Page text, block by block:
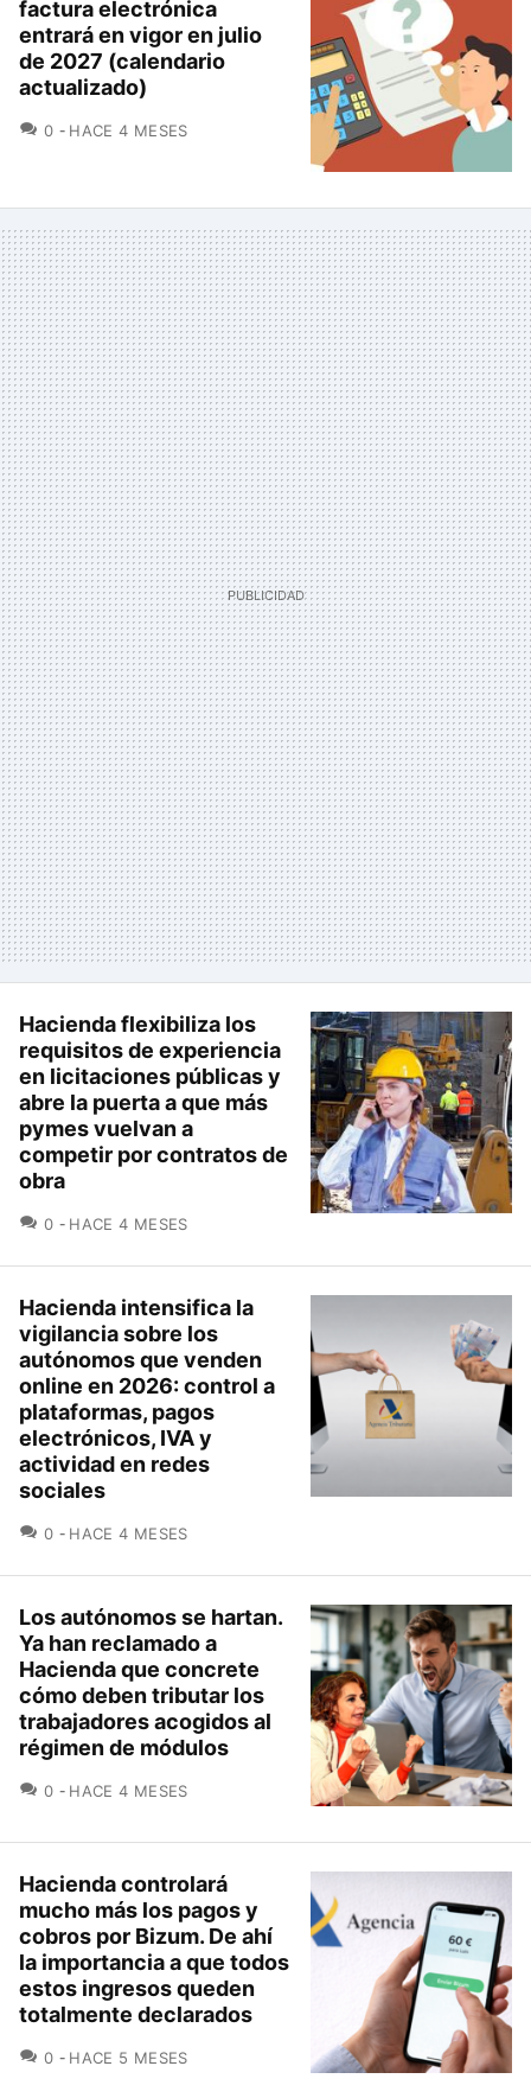
factura electrónica
entrará en vigor en julio
de 2027 (calendario
actualizado)
0 COMENTARIOS
HACE 4 MESES
Hacienda flexibiliza los
requisitos de experiencia
en licitaciones públicas y
abre la puerta a que más
pymes vuelvan a
competir por contratos de
obra
0 COMENTARIOS
HACE 4 MESES
Hacienda intensifica la
vigilancia sobre los
autónomos que venden
online en 2026: control a
plataformas, pagos
electrónicos, IVA y
actividad en redes
sociales
0 COMENTARIOS
HACE 4 MESES
Los autónomos se hartan.
Ya han reclamado a
Hacienda que concrete
cómo deben tributar los
trabajadores acogidos al
régimen de módulos
0 COMENTARIOS
HACE 4 MESES
Hacienda controlará
mucho más los pagos y
cobros por Bizum. De ahí
la importancia a que todos
estos ingresos queden
totalmente declarados
0 COMENTARIOS
HACE 5 MESES